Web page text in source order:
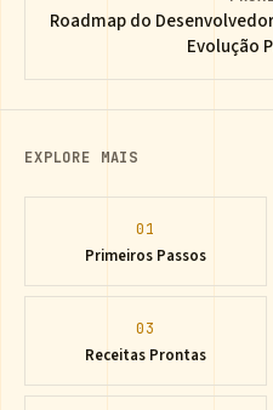
Roadmap do
Evolução
EXPLORE MAIS
01
Primeiros Passos
03
Receitas Prontas